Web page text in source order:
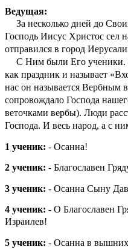
Ведущая:
За несколько дней до
Господь Иисус Христос сел
отправился в город
С Ним были Его ученики.
как праздник и называет
нас он называется Вербным
сопровождало Господа
веточками вербы). Люди
Господа. И весь народ, а с
1 ученик: - Осанна!
2 ученик: - Благославен
3 ученик: - Осанна Сыну
4 ученик: - О Благославен
Израилев!
5 ученик: - Осанна в